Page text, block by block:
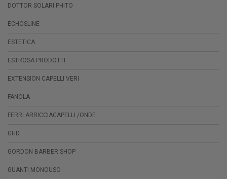
DOTTOR SOLARI PHITO
ECHOSLINE
ESTETICA
ESTROSA PRODOTTI
EXTENSION CAPELLI VERI
FANOLA
FERRI ARRICCIACAPELLI /ONDE
GHD
GORDON BARBER SHOP
GUANTI MONOUSO